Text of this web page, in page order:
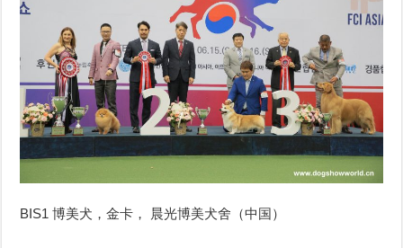
BIS1 博美犬，金卡， 晨光博美犬舍（中国）